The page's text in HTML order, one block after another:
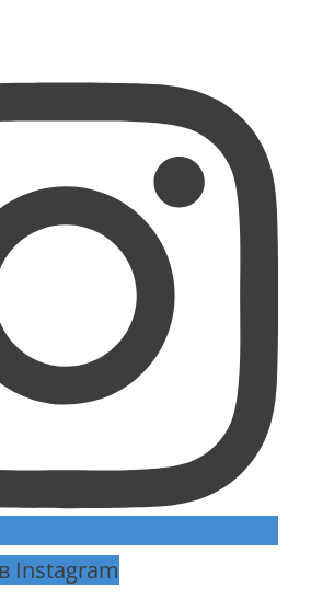
Instagram